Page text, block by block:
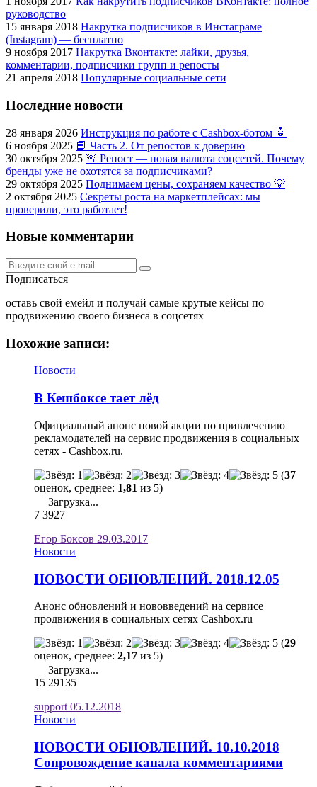
руководство
15 января 2018 Накрутка подписчиков в Инстаграме
(Instagram) — бесплатно
9 ноября 2017 Накрутка Вконтакте: лайки, друзья,
комментарии, подписчики групп и репосты
21 апреля 2018 Популярные социальные сети
Последние новости
28 января 2026 Инструкция по работе с Cashbox-ботом 🤖
6 ноября 2025 📘 Часть 2. От репостов к доверию
30 октября 2025 🚨 Репост — новая валюта соцсетей. Почему
бренды уже не охотятся за подписчиками?
29 октября 2025 Поднимаем цены, сохраняем качество 💡
2 октября 2025 Секреты роста на маркетплейсах: мы
проверили, это работает!
Новые комментарии
Подписаться
оставь свой емейл и получай самые крутые кейсы по
продвижению своего бизнеса в соцсетях
Похожие записи:
Новости
В Кешбоксе тает лёд
Официальный анонс новой акции по привлечению
рекламодателей на сервис продвижения в социальных
сетях - Cashbox.ru.
(37
оценок, среднее: 1,81 из 5)
Загрузка...
7 3927
Егор Боксов 29.03.2017
Новости
НОВОСТИ ОБНОВЛЕНИЙ. 2018.12.05
Анонс обновлений и нововведений на сервисе
продвижения в социальных сетях Cashbox.ru
(29
оценок, среднее: 2,17 из 5)
Загрузка...
15 29135
support 05.12.2018
Новости
НОВОСТИ ОБНОВЛЕНИЙ. 10.10.2018
Сопровождение канала комментариями